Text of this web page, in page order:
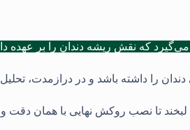
می‌گیرد که نقش ریشه دندان را بر
را داشته باشد و در درازمدت،
تا نصب روکش نهایی با همان دقت